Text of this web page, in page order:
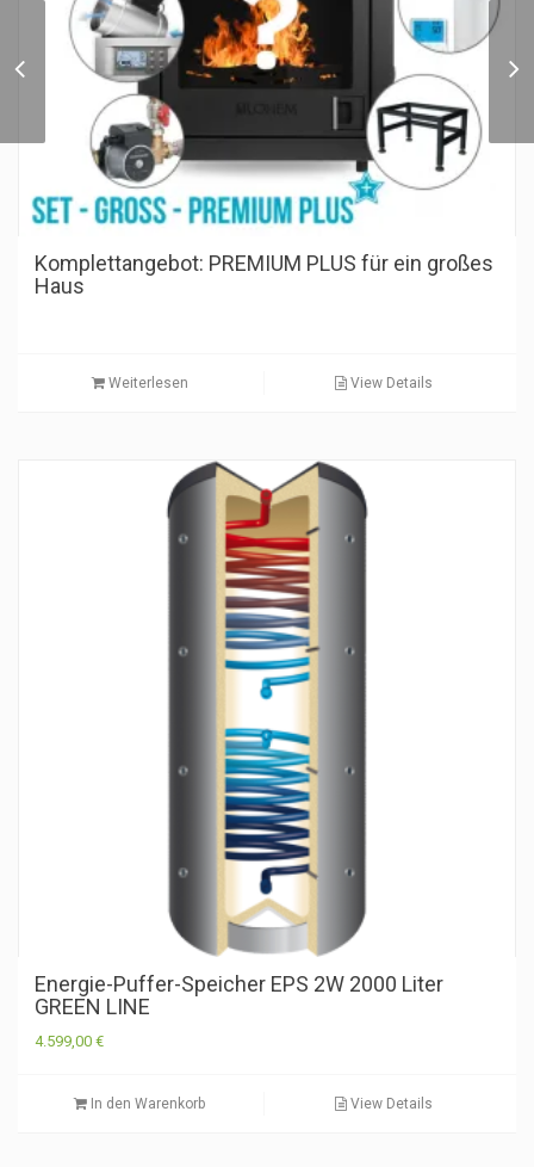
Komplettangebot: PREMIUM PLUS für ein großes
Haus
Weiterlesen View Details
Energie-Puffer-Speicher EPS 2W 2000 Liter
GREEN LINE
4.599,00 €
In den Warenkorb View Details
Komplettangebot:
PREMIUM für ein
mittleres Haus